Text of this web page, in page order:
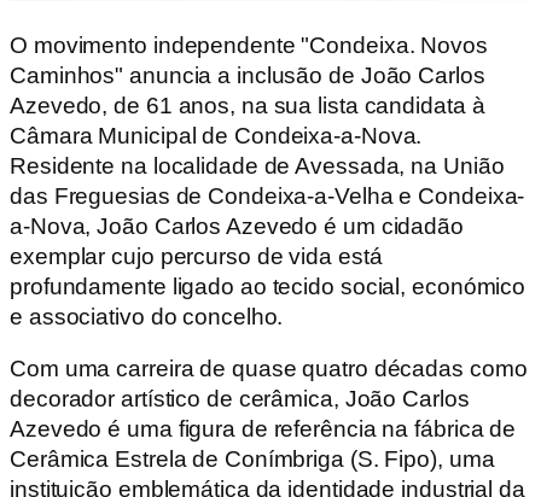
O movimento independente "Condeixa. Novos
Caminhos" anuncia a inclusão de João Carlos
Azevedo, de 61 anos, na sua lista candidata à
Câmara Municipal de Condeixa-a-Nova.
Residente na localidade de Avessada, na União
das Freguesias de Condeixa-a-Velha e Condeixa-
a-Nova, João Carlos Azevedo é um cidadão
exemplar cujo percurso de vida está
profundamente ligado ao tecido social, económico
e associativo do concelho.
Com uma carreira de quase quatro décadas como
decorador artístico de cerâmica, João Carlos
Azevedo é uma figura de referência na fábrica de
Cerâmica Estrela de Conímbriga (S. Fipo), uma
instituição emblemática da identidade industrial da